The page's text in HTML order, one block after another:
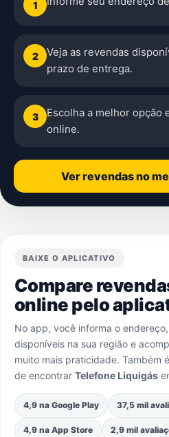
1
2
Veja as revendas
prazo de entrega.
3
Escolha a melhor opção
online.
Ver revendas no
BAIXE O APLICATIVO
Compare
online pelo
No app, você informa o
disponíveis na sua região e
muito mais praticidade. Também
de encontrar Telefone Liquigás
4,9 na Google Play 37,5 mil
4,9 na App Store 2,9 mil